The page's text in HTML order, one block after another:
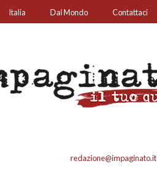
Italia Dal Mondo Contattaci
redazione@impaginato.it